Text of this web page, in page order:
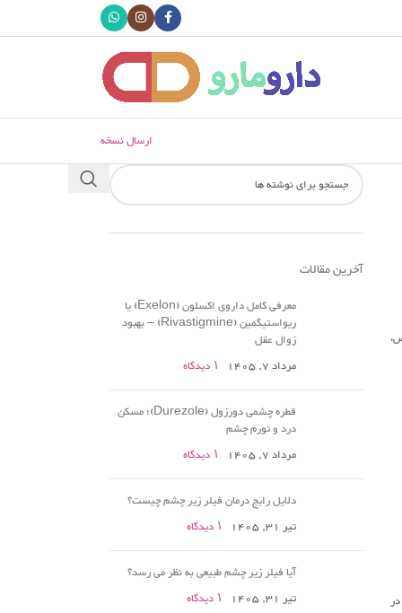
ارسال نسخه
آخرین مقالات
معرفی کامل داروی اکسلون (Exelon) یا
ریواستیگمین (Rivastigmine) – بهبود
زوال عقل
مرداد 7, 1405
۱ دیدگاه
قطره چشمی دورزول (Durezole)؛ مسکن
درد و تورم چشم
مرداد 7, 1405
۱ دیدگاه
دلایل رایج درمان فیلر زیر چشم چیست؟
تیر 31, 1405
۱ دیدگاه
آیا فیلر زیر چشم طبیعی به نظر می رسد؟
تیر 31, 1405
۱ دیدگاه